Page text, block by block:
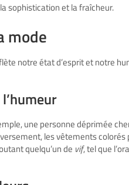
sophistication et la fraîcheur.
mode
notre état d’esprit et notre
une personne déprimée
les vêtements colorés
quelqu’un de vif, tel que